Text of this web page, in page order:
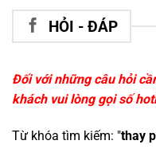
HỎI - ĐÁP
Đối với những câu hỏi
khách vui lòng gọi số
Từ khóa tìm kiếm: "thay